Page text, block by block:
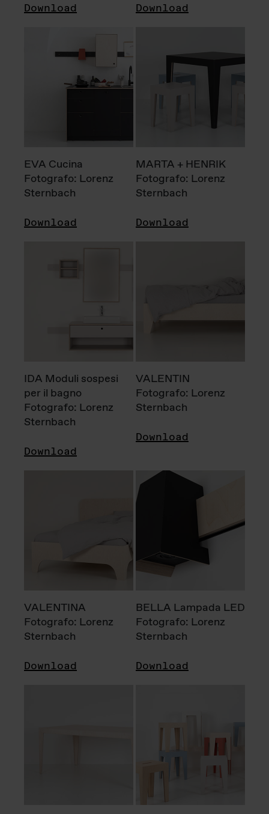
Download Download
EVA Cucina
Fotografo: Lorenz
Sternbach
Download
MARTA + HENRIK
Fotografo: Lorenz
Sternbach
Download
IDA Moduli sospesi
per il bagno
Fotografo: Lorenz
Sternbach
Download
VALENTIN
Fotografo: Lorenz
Sternbach
Download
VALENTINA
Fotografo: Lorenz
Sternbach
Download
BELLA Lampada LED
Fotografo: Lorenz
Sternbach
Download